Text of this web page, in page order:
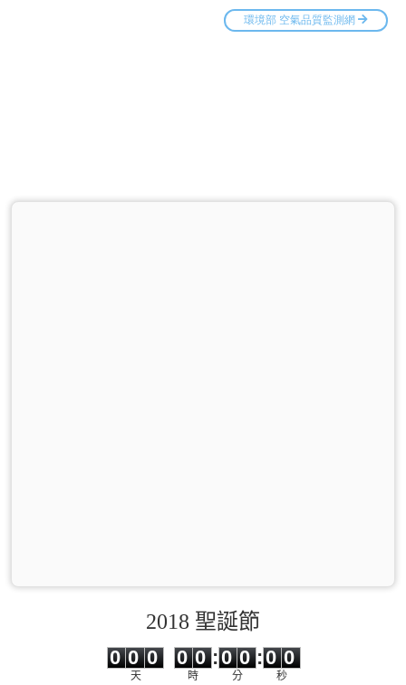
2018 聖誕節
0 0
0
0
天
0
0
0
0
時
:
0
0
0
0
分
:0 0
秒